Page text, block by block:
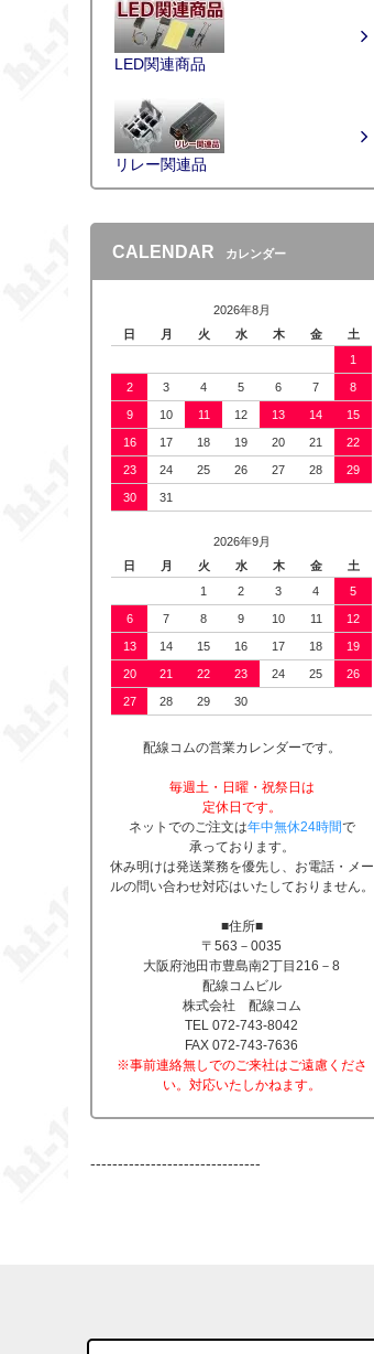
LED関連商品
リレー関連品
CALENDAR カレンダー
2026年8月
日
月 火 水 木 金
土
1
2 3 4 5 6 7 8
9 10 11 12 13 14 15
16 17 18 19 20 21 22
23 24 25 26 27 28 29
30 31
2026年9月
日
月 火 水 木 金
土
1
2 3 4 5
6 7 8 9 10 11 12
13 14 15 16 17 18 19
20 21 22 23 24 25 26
27 28 29 30
配線コムの営業カレンダーです。
毎週土・日曜・祝祭日は
定休日です。
ネットでのご注文は年中無休24時間で
承っております。
休み明けは発送業務を優先し、お電話・メー
ルの問い合わせ対応はいたしておりません。
■住所■
〒563－0035
大阪府池田市豊島南2丁目216－8
配線コムビル
株式会社 配線コム
TEL 072-743-8042
FAX 072-743-7636
※事前連絡無しでのご来社はご遠慮くださ
い。対応いたしかねます。
-------------------------------